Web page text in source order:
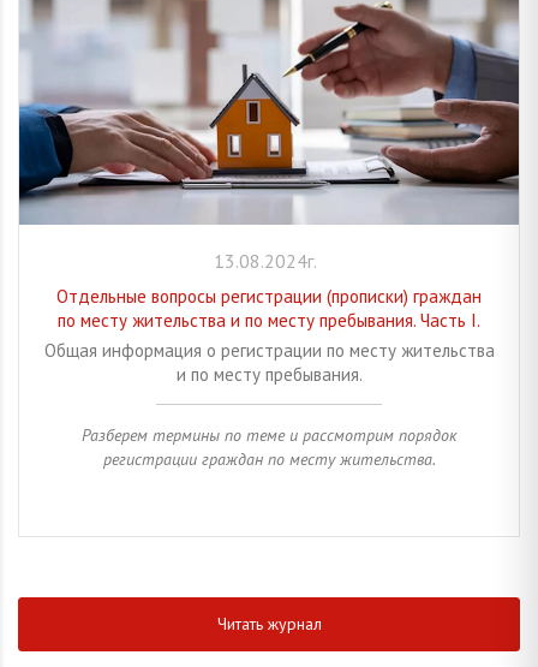
13.08.2024г.
Отдельные вопросы регистрации (прописки) граждан
по месту жительства и по месту пребывания. Часть I.
Общая информация о регистрации по месту жительства
и по месту пребывания.
Разберем термины по теме и рассмотрим порядок
регистрации граждан по месту жительства.
Читать журнал